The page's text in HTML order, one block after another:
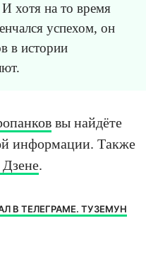
хотя на то время
успехом, он
в истории
вы найдёте
информации. Также
.
В ТЕЛЕГРАМЕ. ТУЗЕМУН